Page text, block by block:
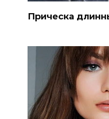
Прическа